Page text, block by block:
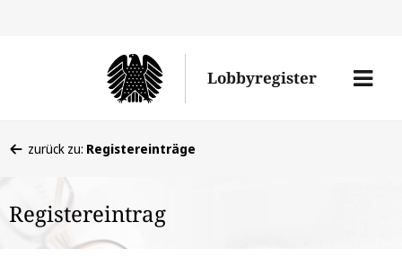
Lobbyregister
Menü
befinden
hier:
zurück zu: Registereinträge
Registereintrag